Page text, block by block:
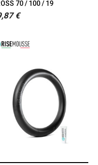
70 / 100 / 19
€